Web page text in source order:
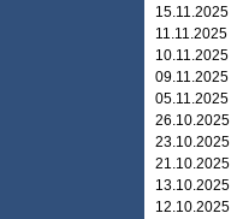
15.11.2025
11.11.2025
10.11.2025
09.11.2025
05.11.2025
26.10.2025
23.10.2025
21.10.2025
13.10.2025
12.10.2025